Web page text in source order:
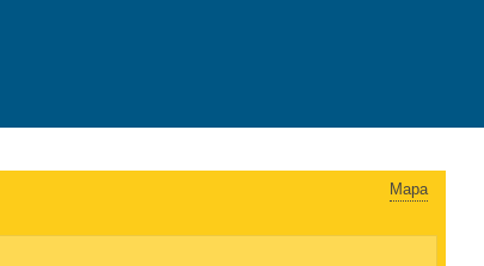
Mapa